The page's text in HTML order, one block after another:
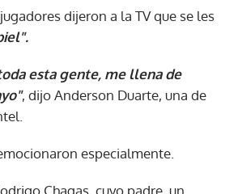
dijeron a la TV que se les
esta gente, me llena de
, dijo Anderson Duarte, una de
especialmente.
Chagas, cuyo padre, un